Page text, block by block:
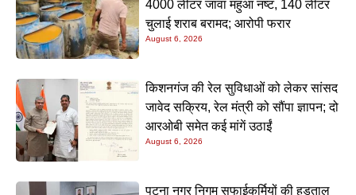
4000 लीटर जावा महुआ नष्ट, 140 लीटर
चुलाई शराब बरामद; आरोपी फरार
August 6, 2026
किशनगंज की रेल सुविधाओं को लेकर सांसद
जावेद सक्रिय, रेल मंत्री को सौंपा ज्ञापन; दो
आरओबी समेत कई मांगें उठाईं
August 6, 2026
पटना नगर निगम सफाईकर्मियों की हड़ताल